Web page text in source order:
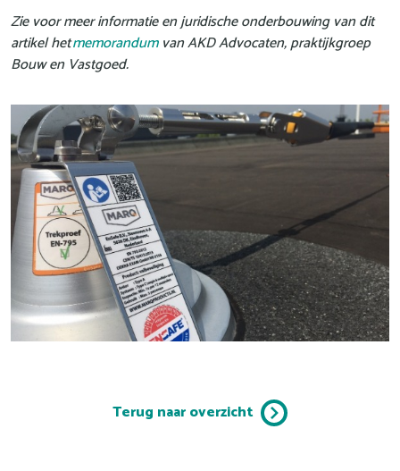
Zie voor meer informatie en juridische onderbouwing van dit
artikel hetmemorandumvan AKD Advocaten, praktijkgroep
Bouw en Vastgoed.
Terug naar overzicht